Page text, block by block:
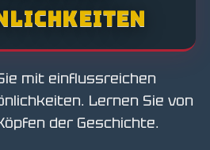
mit einflussreichen
Lernen Sie von
der Geschichte.